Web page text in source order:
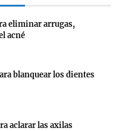
eliminar arrugas,
acné
blanquear los dientes
aclarar las axilas